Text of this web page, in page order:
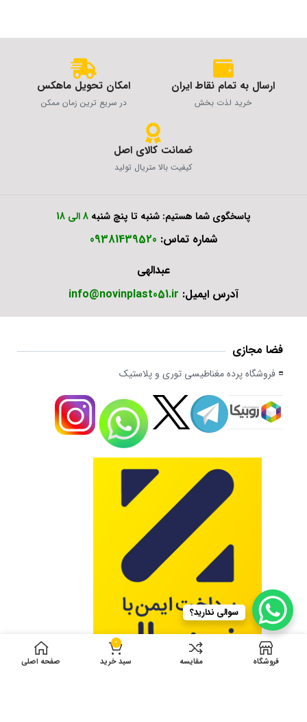
ارسال به تمام نقاط ایران
خرید لذت بخش
امکان تحویل ماهکس
در سریع ترین زمان ممکن
ضمانت کالای اصل
کیفیت بالا متریال تولید
پاسخگوی شما هستیم: شنبه تا پنچ شنبه 8 الی 18
شماره تماس: 09381439520
عبدالهی
آدرس ایمیل: info@novinplast051.ir
فضا مجازی
فروشگاه پرده مغناطیسی توری و پلاستیک
سوالی ندارید؟
فروشگاه مقایسه
0
سبد خرید صفحه اصلی